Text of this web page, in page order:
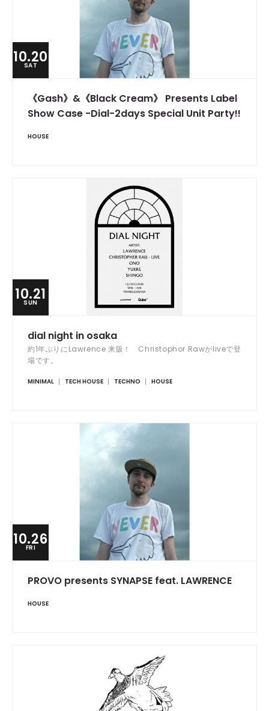
10.20
SAT
《Gash》&《Black Cream》 Presents Label
Show Case -Dial-2days Special Unit Party!!
HOUSE
10.21
SUN
dial night in osaka
約1年ぶりにLawrence 来阪！ Christophor Rawがliveで登
場です。
MINIMAL TECH HOUSE TECHNO HOUSE
10.26
FRI
PROVO presents SYNAPSE feat. LAWRENCE
HOUSE